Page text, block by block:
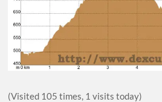
(Visited 105 times, 1 visits today)